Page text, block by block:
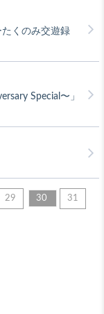
たくのみ交遊録
Special〜」
29 30 31